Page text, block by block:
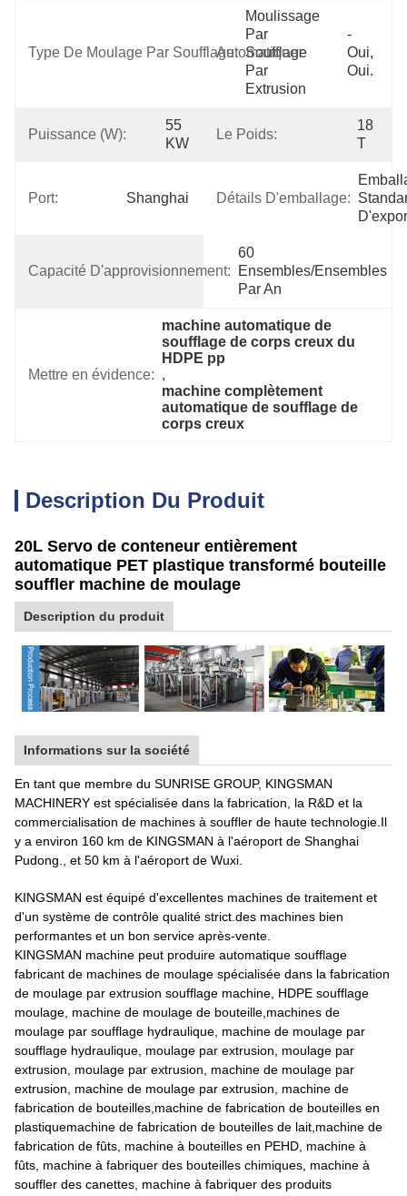
Type De Moulage Par Soufflage:
Moulissage
Par
Soufflage
Par
Extrusion
Automatique:
-
Oui,
Oui.
Puissance (w):
55
KW
Le Poids:
18
T
Port: Shanghai Détails D'emballage:
Capacité D'approvisionnement:
60
Ensembles/ensembles
Par An
Mettre en évidence:
machine automatique de
soufflage de corps creux du
HDPE pp
,
machine complètement
automatique de soufflage de
corps creux
Description Du Produit
20L Servo de conteneur entièrement
automatique PET plastique transformé bouteille
souffler machine de moulage
Description du produit
Informations sur la société
En tant que membre du SUNRISE GROUP, KINGSMAN
MACHINERY est spécialisée dans la fabrication, la R&D et la
commercialisation de machines à souffler de haute technologie.Il
y a environ 160 km de KINGSMAN à l'aéroport de Shanghai
Pudong., et 50 km à l'aéroport de Wuxi.
KINGSMAN est équipé d'excellentes machines de traitement et
d'un système de contrôle qualité strict.des machines bien
performantes et un bon service après-vente.
KINGSMAN machine peut produire automatique soufflage
fabricant de machines de moulage spécialisée dans la fabrication
de moulage par extrusion soufflage machine, HDPE soufflage
moulage, machine de moulage de bouteille,machines de
moulage par soufflage hydraulique, machine de moulage par
soufflage hydraulique, moulage par extrusion, moulage par
extrusion, moulage par extrusion, machine de moulage par
extrusion, machine de moulage par extrusion, machine de
fabrication de bouteilles,machine de fabrication de bouteilles en
plastiquemachine de fabrication de bouteilles de lait,machine de
fabrication de fûts, machine à bouteilles en PEHD, machine à
fûts, machine à fabriquer des bouteilles chimiques, machine à
souffler des canettes, machine à fabriquer des produits